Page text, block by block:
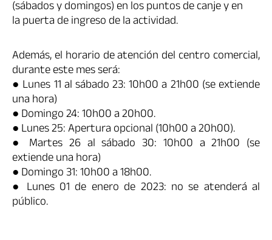
(sábados y domingos) en los puntos de canje y en
la puerta de ingreso de la actividad.
Además, el horario de atención del centro comercial,
durante este mes será:
● Lunes 11 al sábado 23: 10h00 a 21h00 (se extiende
una hora)
● Domingo 24: 10h00 a 20h00.
● Lunes 25: Apertura opcional (10h00 a 20h00).
● Martes 26 al sábado 30: 10h00 a 21h00 (se
extiende una hora)
● Domingo 31: 10h00 a 18h00.
● Lunes 01 de enero de 2023: no se atenderá al
público.